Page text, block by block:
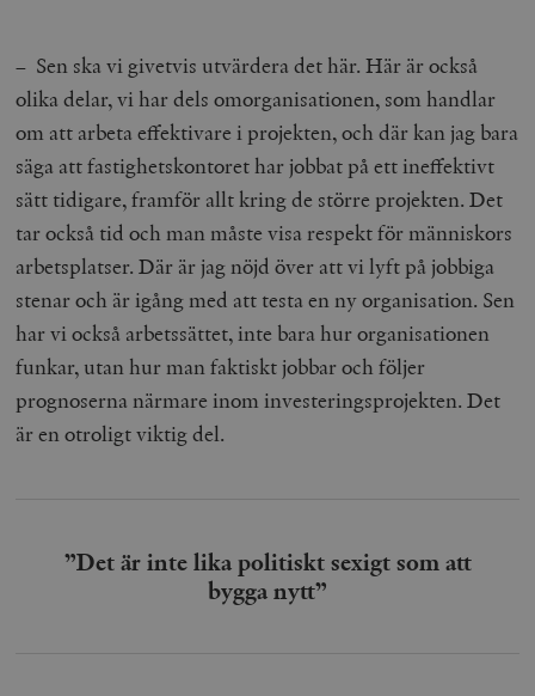
– Sen ska vi givetvis utvärdera det här. Här är också
olika delar, vi har dels omorganisationen, som handlar
om att arbeta effektivare i projekten, och där kan jag bara
säga att fastighetskontoret har jobbat på ett ineffektivt
sätt tidigare, framför allt kring de större projekten. Det
tar också tid och man måste visa respekt för människors
arbetsplatser. Där är jag nöjd över att vi lyft på jobbiga
stenar och är igång med att testa en ny organisation. Sen
har vi också arbetssättet, inte bara hur organisationen
funkar, utan hur man faktiskt jobbar och följer
prognoserna närmare inom investeringsprojekten. Det
är en otroligt viktig del.
”Det är inte lika politiskt sexigt som att
bygga nytt”